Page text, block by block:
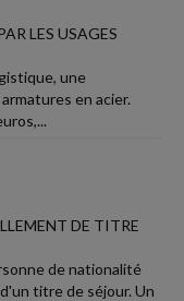
LES USAGES
une
en acier.
DE TITRE
de nationalité
titre de séjour. Un